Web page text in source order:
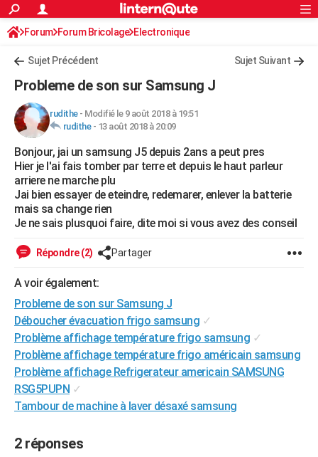
ACTUALITÉS
Politique
Société
Faits Divers
Education
Monde
Villes
+
FINANCE
Retraite
Impôts
Epargne
Immobilier
Risques naturels par ville
Banque
Assurance
Crédit
AUTO
Essais
Réserver un essai
Citadines
Berlines
SUV
Forum auto
+HIGH-TECH
Mobiles
Meilleur smartphone
Internet
Ordinateurs
Jeux vidéo
Guide high-tech
+BRICOLAGE
Forum
Aménagement intérieur
Extérieur
Cuisine
Salle de bains
Jardinage
Rangement
WEEK-END
Guides de France
Escapades
Patrimoine
Expositions
Musées
Week-end nature
LIFESTYLE
SANTE
Alimentation
Guide de la santé
Maladies
Médicaments
Sommeil
VOYAGE
Destinations
City break
Voyage nature
Voyage de noces
Forum
Climat
+PHOTO
GUIDES D'ACHAT
BONS PLANS
Carte de Noël
Carte Bonne année
Carte Saint-Valentin
Carte Pâques
Carte d'anniversaire
DICTIONNAIRE
S'inscrire
Connexion
Forum Forum Bricolage Electronique
Sujet Précédent Sujet Suivant
Probleme de son sur Samsung J
rudithe- Modifié le 9 août 2018 à 19:51
rudithe- 13 août 2018 à 20:09
Bonjour, jai un samsung J5 depuis 2ans a peut pres
Hier je l'ai fais tomber par terre et depuis le haut parleur
arriere ne marche plu
Jai bien essayer de eteindre, redemarer, enlever la batterie
mais sa change rien
Je ne sais plusquoi faire, dite moi si vous avez des conseil
Répondre (2) Partager
A voir également:
Probleme de son sur Samsung J
Déboucher évacuation frigo samsung ✓
Problème affichage température frigo samsung ✓
Problème affichage température frigo américain samsung
Problème affichage Refrigerateur americain SAMSUNG
RSG5PUPN ✓
Tambour de machine à laver désaxé samsung
2 réponses